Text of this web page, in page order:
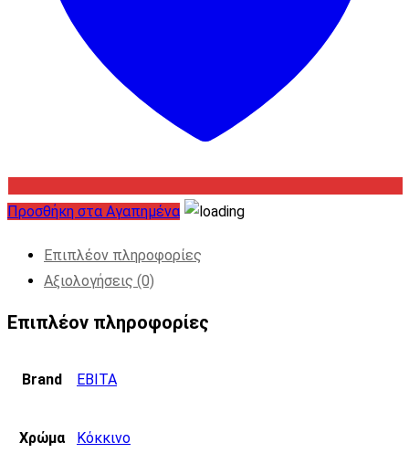
Προσθήκη στα Αγαπημένα
Επιπλέον πληροφορίες
Αξιολογήσεις (0)
Επιπλέον πληροφορίες
Brand EBITA
Χρώμα Κόκκινο